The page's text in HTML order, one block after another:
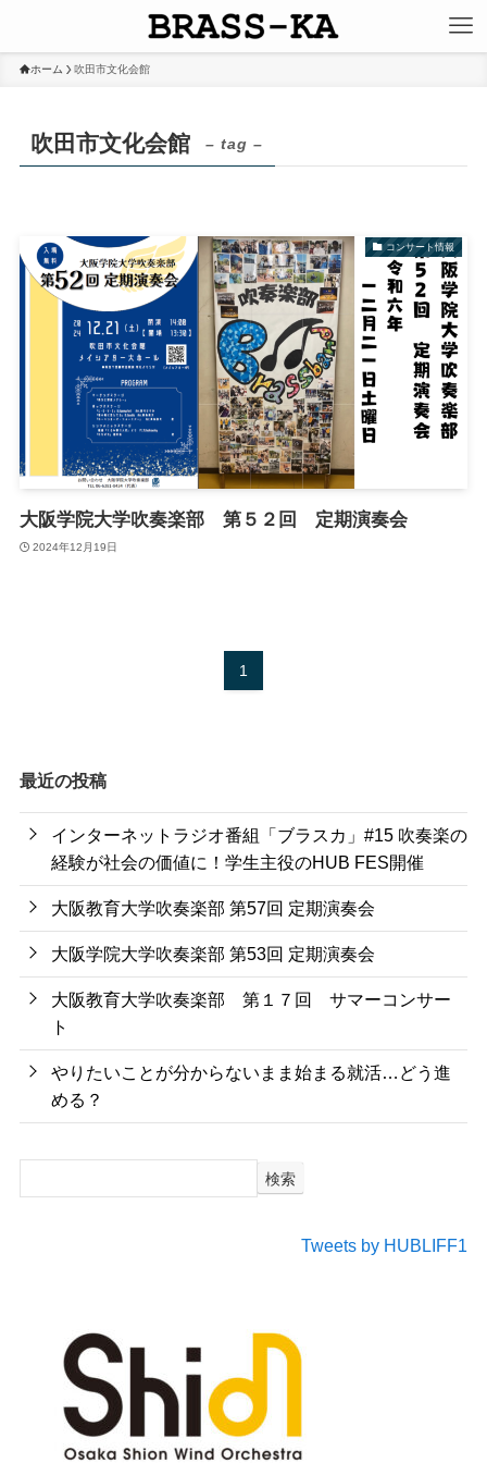
ホーム 吹田市文化会館
吹田市文化会館 – tag –
コンサート情報
大阪学院大学吹奏楽部 第５２回 定期演奏会
2024年12月19日
1
最近の投稿
インターネットラジオ番組「ブラスカ」#15 吹奏楽の
経験が社会の価値に！学生主役のHUB FES開催
大阪教育大学吹奏楽部 第57回 定期演奏会
大阪学院大学吹奏楽部 第53回 定期演奏会
大阪教育大学吹奏楽部 第１７回 サマーコンサー
ト
やりたいことが分からないまま始まる就活…どう進
める？
検索
Tweets by HUBLIFF1